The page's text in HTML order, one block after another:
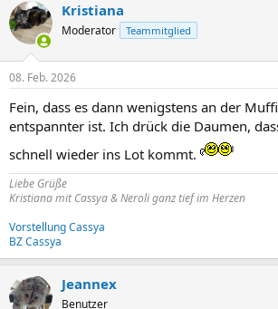
Kristiana
Moderator Teammitglied
08. Feb. 2026
Fein, dass es dann wenigstens an der
entspannter ist. Ich drück die Daumen,
schnell wieder ins Lot kommt.
Liebe Grüße
Kristiana mit Cassya & Neroli ganz tief im Herzen
Vorstellung Cassya
BZ Cassya
Jeannex
Benutzer